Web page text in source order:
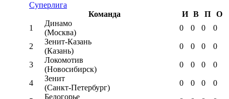
Суперлига
Команда
И В П
О
1
Динамо
(Москва)
0 0 0 0
2
Зенит-Казань
(Казань)
0 0 0 0
3
Локомотив
(Новосибирск)
0 0 0 0
4
Зенит
(Санкт-Петербург)
0 0 0 0
Белогорье